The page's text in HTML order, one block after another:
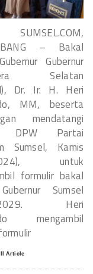
– Bakal
Gubernur
Selatan
Dr. Ir. H. Heri
MM, beserta
mendatangi
DPW Partai
Sumsel, Kamis
untuk
formulir bakal
Sumsel
2029. Heri
mengambil
Article